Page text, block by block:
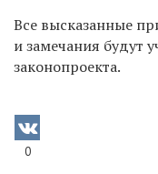
Все высказанные
и замечания будут
законопроекта.
0